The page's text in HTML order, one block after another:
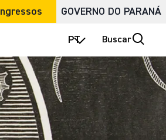
Ingressos GOVERNO DO PARANÁ
PT Buscar